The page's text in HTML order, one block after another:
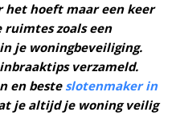
het hoeft maar een keer
ruimtes zoals een
je woningbeveiliging.
verzameld.
en beste slotenmaker in
je altijd je woning veilig